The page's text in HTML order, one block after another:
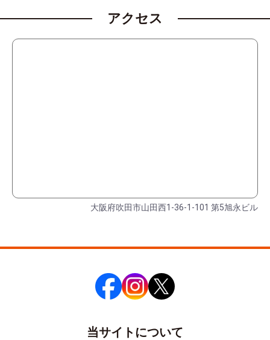
アクセス
大阪府吹田市山田西1-36-1-101 第5旭永ビル
当サイトについて